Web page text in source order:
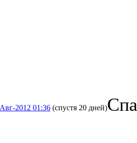
2012 01:36 (спустя 20 дней)